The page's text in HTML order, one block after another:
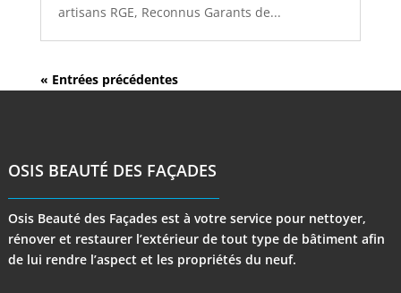
artisans RGE, Reconnus Garants de...
« Entrées précédentes
OSIS BEAUTÉ DES FAÇADES
Osis Beauté des Façades est à votre service pour nettoyer,
rénover et restaurer l’extérieur de tout type de bâtiment afin
de lui rendre l’aspect et les propriétés du neuf.